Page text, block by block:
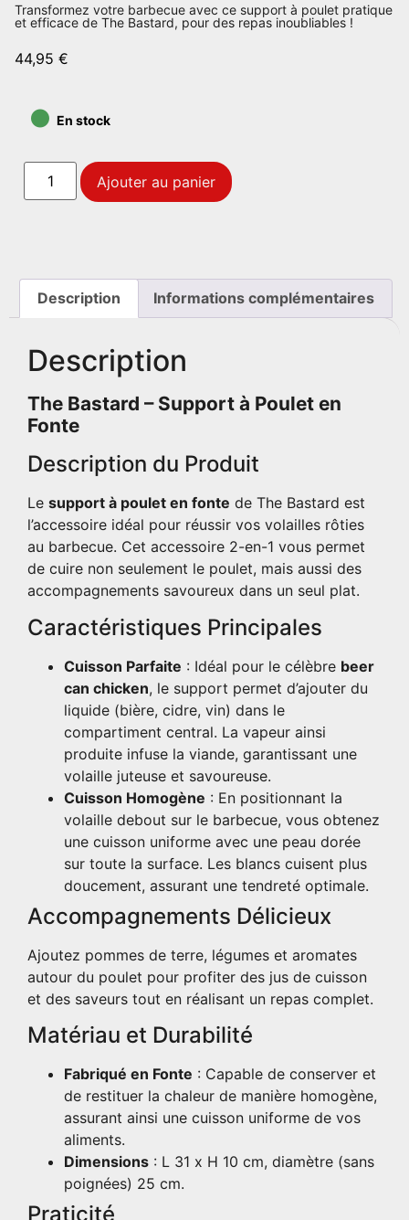
Transformez votre barbecue avec ce support à poulet pratique
et efficace de The Bastard, pour des repas inoubliables !
44,95 €
• En stock
Ajouter au panier
Description Informations complémentaires
Description
The Bastard – Support à Poulet en
Fonte
Description du Produit
Le support à poulet en fonte de The Bastard est
l’accessoire idéal pour réussir vos volailles rôties
au barbecue. Cet accessoire 2-en-1 vous permet
de cuire non seulement le poulet, mais aussi des
accompagnements savoureux dans un seul plat.
Caractéristiques Principales
Cuisson Parfaite : Idéal pour le célèbre beer
can chicken, le support permet d’ajouter du
liquide (bière, cidre, vin) dans le
compartiment central. La vapeur ainsi
produite infuse la viande, garantissant une
volaille juteuse et savoureuse.
Cuisson Homogène : En positionnant la
volaille debout sur le barbecue, vous obtenez
une cuisson uniforme avec une peau dorée
sur toute la surface. Les blancs cuisent plus
doucement, assurant une tendreté optimale.
Accompagnements Délicieux
Ajoutez pommes de terre, légumes et aromates
autour du poulet pour profiter des jus de cuisson
et des saveurs tout en réalisant un repas complet.
Matériau et Durabilité
Fabriqué en Fonte : Capable de conserver et
de restituer la chaleur de manière homogène,
assurant ainsi une cuisson uniforme de vos
aliments.
Dimensions : L 31 x H 10 cm, diamètre (sans
poignées) 25 cm.
Praticité